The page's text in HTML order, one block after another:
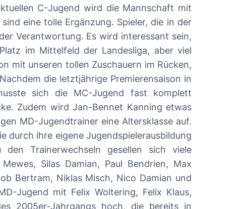
C-Jugend wird die Mannschaft mit
Spieler, die in der
Verantwortung. Es wird interessant sein,
mit unseren tollen Zuschauern im Rücken,
sich die MC-Jugend fast komplett
MD-Jugendtrainer eine Altersklasse auf.
durch ihre eigene Jugendspielerausbildung
Silas Damian, Paul Bendrien, Max
Bertram, Niklas Misch, Nico Damian und
Jugend mit Felix Woltering, Felix Klaus,
2005er-Jahrgangs hoch, die bereits in